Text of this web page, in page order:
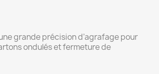
grande précision d’agrafage pour
ondulés et fermeture de